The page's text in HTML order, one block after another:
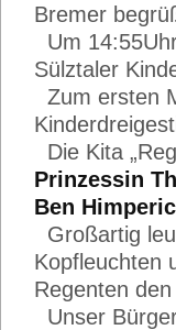
Bremer
Um
Sülztaler
Zum ersten
Die Kita
Prinzessin
Ben
Großartig
Kopfleuchten
Regenten
Unser